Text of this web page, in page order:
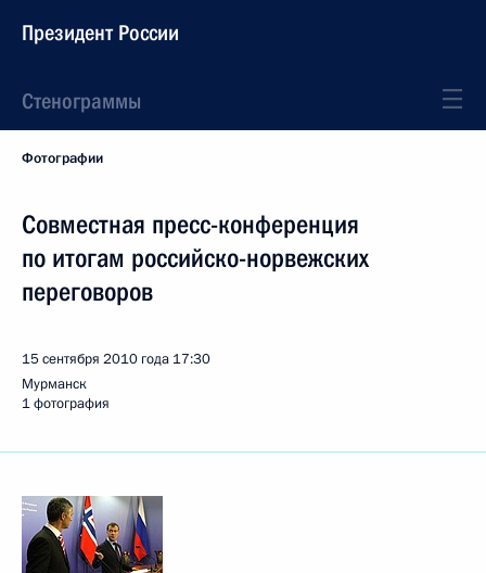
Президент России
Стенограммы
Фотографии
Совместная пресс-конференция
по итогам российско-норвежских
переговоров
15 сентября 2010 года 17:30
Мурманск
1 фотография